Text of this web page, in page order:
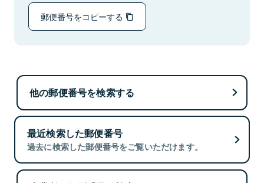
郵便番号をコピーする
他の郵便番号を検索する
最近検索した郵便番号
過去に検索した郵便番号をご覧いただけます。